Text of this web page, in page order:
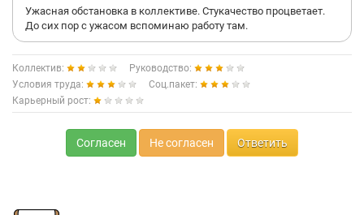
Ужасная обстановка в коллективе. Стукачество процветает.
До сих пор с ужасом вспоминаю работу там.
Коллектив:
Руководство:
Условия труда:
Соц.пакет:
Карьерный рост:
Согласен Не согласен Ответить